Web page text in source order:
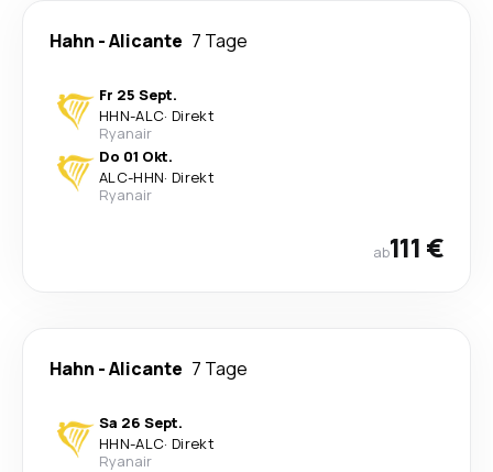
Hahn -Alicante 7 Tage
Fr 25 Sept.
HHN-ALC· Direkt
Ryanair
Do 01 Okt.
ALC-HHN· Direkt
Ryanair
ab111 €
Hahn -Alicante 7 Tage
Sa 26 Sept.
HHN-ALC· Direkt
Ryanair